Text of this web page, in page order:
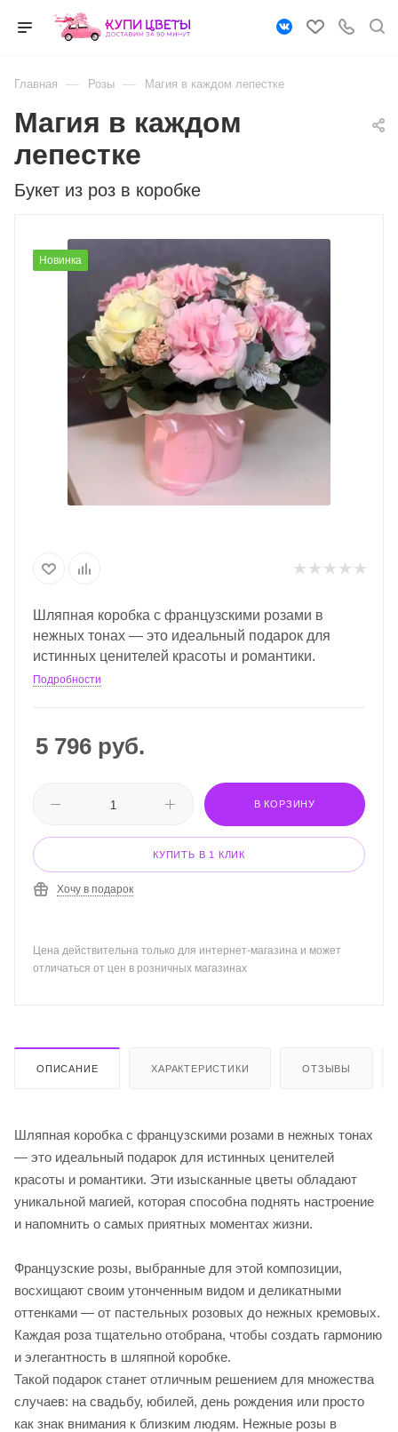
Главная — Розы — Магия в каждом лепестке
Букет из роз в коробке
Магия в каждом
лепестке
Новинка
Шляпная коробка с французскими розами в
нежных тонах — это идеальный подарок для
истинных ценителей красоты и романтики.
Подробности
5 796 руб.
В КОРЗИНУ
КУПИТЬ В 1 КЛИК
Хочу в подарок
Цена действительна только для интернет-магазина и может
отличаться от цен в розничных магазинах
ОПИСАНИЕ ХАРАКТЕРИСТИКИ ОТЗЫВЫ
Шляпная коробка с французскими розами в нежных тонах
— это идеальный подарок для истинных ценителей
красоты и романтики. Эти изысканные цветы обладают
уникальной магией, которая способна поднять настроение
и напомнить о самых приятных моментах жизни.
Французские розы, выбранные для этой композиции,
восхищают своим утонченным видом и деликатными
оттенками — от пастельных розовых до нежных кремовых.
Каждая роза тщательно отобрана, чтобы создать гармонию
и элегантность в шляпной коробке.
Такой подарок станет отличным решением для множества
случаев: на свадьбу, юбилей, день рождения или просто
как знак внимания к близким людям. Нежные розы в